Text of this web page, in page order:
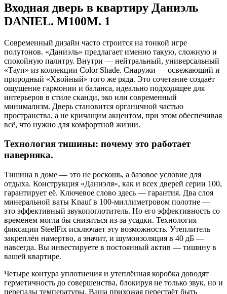
Входная дверь в квартиру Даниэль
DANIEL. M100M. 1
Современный дизайн часто строится на тонкой игре
полутонов. «Даниэль» предлагает именно такую, сложную и
спокойную палитру. Внутри — нейтральный, универсальный
«Тауп» из коллекции Color Shade. Снаружи — освежающий и
природный «Хвойный» того же ряда. Это сочетание создаёт
ощущение гармонии и баланса, идеально подходящее для
интерьеров в стиле сканди, эко или современный
минимализм. Дверь становится органичной частью
пространства, а не кричащим акцентом, при этом обеспечивая
всё, что нужно для комфортной жизни.
Технология тишины: почему это работает
наверняка.
Тишина в доме — это не роскошь, а базовое условие для
отдыха. Конструкция «Даниэля», как и всех дверей серии 100,
гарантирует её. Ключевое слово здесь — гарантия. Два слоя
минеральной ваты Knauf в 100-миллиметровом полотне —
это эффективный звукопоглотитель. Но его эффективность со
временем могла бы снизиться из-за усадки. Технология
фиксации SteelFix исключает эту возможность. Утеплитель
закреплён намертво, а значит, и шумоизоляция в 40 дБ —
навсегда. Вы инвестируете в постоянный актив — тишину в
вашей квартире.
Четыре контура уплотнения и утеплённая коробка доводят
герметичность до совершенства, блокируя не только звук, но и
перепады температуры. Ваша прихожая перестаёт быть